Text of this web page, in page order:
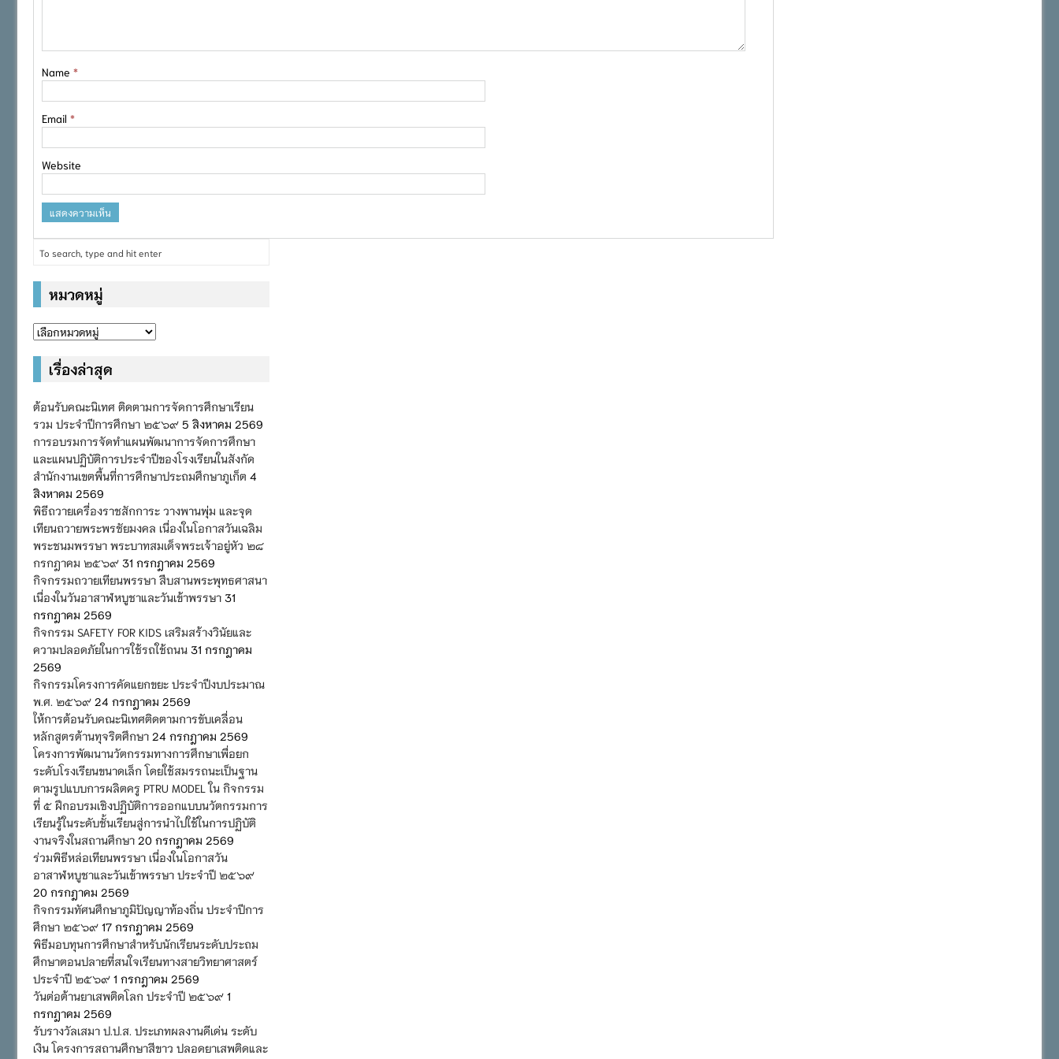
Name *
Email *
Website
หมวดหมู่
หมวด
เรื่องล่าสุด
ต้อนรับคณะนิเทศ ติดตามการจัดการศึกษาเรียน
รวม ประจำปีการศึกษา ๒๕๖๙ 5 สิงหาคม 2569
การอบรมการจัดทำแผนพัฒนาการจัดการศึกษา
และแผนปฏิบัติการประจำปีของโรงเรียนในสังกัด
สำนักงานเขตพื้นที่การศึกษาประถมศึกษาภูเก็ต 4
สิงหาคม 2569
พิธีถวายเครื่องราชสักการะ วางพานพุ่ม และจุด
เทียนถวายพระพรชัยมงคล เนื่องในโอกาสวันเฉลิม
พระชนมพรรษา พระบาทสมเด็จพระเจ้าอยู่หัว ๒๘
กรกฎาคม ๒๕๖๙ 31 กรกฎาคม 2569
กิจกรรมถวายเทียนพรรษา สืบสานพระพุทธศาสนา
เนื่องในวันอาสาฬหบูชาและวันเข้าพรรษา 31
กรกฎาคม 2569
กิจกรรม SAFETY FOR KIDS เสริมสร้างวินัยและ
ความปลอดภัยในการใช้รถใช้ถนน 31 กรกฎาคม
2569
กิจกรรมโครงการคัดแยกขยะ ประจำปีงบประมาณ
พ.ศ. ๒๕๖๙ 24 กรกฎาคม 2569
ให้การต้อนรับคณะนิเทศติดตามการขับเคลื่อน
หลักสูตรต้านทุจริตศึกษา 24 กรกฎาคม 2569
โครงการพัฒนานวัตกรรมทางการศึกษาเพื่อยก
ระดับโรงเรียนขนาดเล็ก โดยใช้สมรรถนะเป็นฐาน
ตามรูปแบบการผลิตครู PTRU MODEL ใน กิจกรรม
ที่ ๕ ฝึกอบรมเชิงปฏิบัติการออกแบบนวัตกรรมการ
เรียนรู้ในระดับชั้นเรียนสู่การนำไปใช้ในการปฏิบัติ
งานจริงในสถานศึกษา 20 กรกฎาคม 2569
ร่วมพิธีหล่อเทียนพรรษา เนื่องในโอกาสวัน
อาสาฬหบูชาและวันเข้าพรรษา ประจำปี ๒๕๖๙
20 กรกฎาคม 2569
กิจกรรมทัศนศึกษาภูมิปัญญาท้องถิ่น ประจำปีการ
ศึกษา ๒๕๖๙ 17 กรกฎาคม 2569
พิธีมอบทุนการศึกษาสำหรับนักเรียนระดับประถม
ศึกษาตอนปลายที่สนใจเรียนทางสายวิทยาศาสตร์
ประจำปี ๒๕๖๙ 1 กรกฎาคม 2569
วันต่อต้านยาเสพติดโลก ประจำปี ๒๕๖๙ 1
กรกฎาคม 2569
รับรางวัลเสมา ป.ป.ส. ประเภทผลงานดีเด่น ระดับ
เงิน โครงการสถานศึกษาสีขาว ปลอดยาเสพติดและ